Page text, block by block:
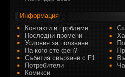
Информация
Контакти и проблеми
Последни промени
Условия за ползване
На кого сте фен?
Събития свързани с F1
Потребители
Комикси